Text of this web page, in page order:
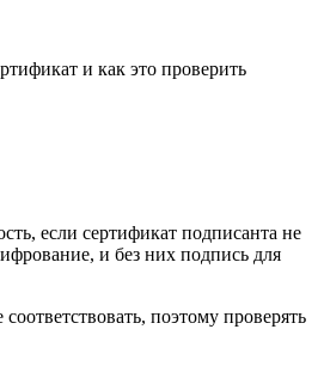
и как это проверить
если сертификат подписанта не
и без них подпись для
поэтому проверять